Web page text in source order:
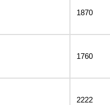
1870
1760
2222